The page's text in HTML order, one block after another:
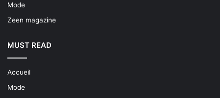
Mode
Zeen magazine
MUST READ
Accueil
Mode